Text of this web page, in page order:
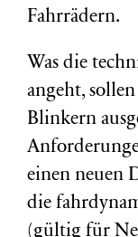
Fahrrädern.
Was die
angeht,
Blinkern
einen neuen
die
(gültig für